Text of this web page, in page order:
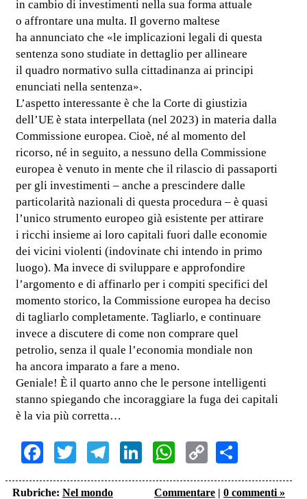
in cambio di investimenti nella sua forma attuale
o affrontare una multa. Il governo maltese
ha annunciato che «le implicazioni legali di questa
sentenza sono studiate in dettaglio per allineare
il quadro normativo sulla cittadinanza ai principi
enunciati nella sentenza».
L’aspetto interessante è che la Corte di giustizia
dell’UE è stata interpellata (nel 2023) in materia dalla
Commissione europea. Cioè, né al momento del
ricorso, né in seguito, a nessuno della Commissione
europea è venuto in mente che il rilascio di passaporti
per gli investimenti – anche a prescindere dalle
particolarità nazionali di questa procedura – è quasi
l’unico strumento europeo già esistente per attirare
i ricchi insieme ai loro capitali fuori dalle economie
dei vicini violenti (indovinate chi intendo in primo
luogo). Ma invece di sviluppare e approfondire
l’argomento e di affinarlo per i compiti specifici del
momento storico, la Commissione europea ha deciso
di tagliarlo completamente. Tagliarlo, e continuare
invece a discutere di come non comprare quel
petrolio, senza il quale l’economia mondiale non
ha ancora imparato a fare a meno.
Geniale! È il quarto anno che le persone intelligenti
stanno spiegando che incoraggiare la fuga dei capitali
è la via più corretta…
Facebook
TwitterTelegram
LinkedInWhatsApp
Copy
Link
Rubriche: Nel mondo
Commentare | 0 commenti »